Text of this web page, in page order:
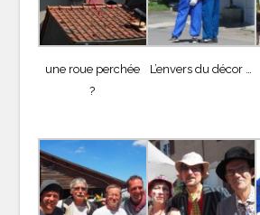
une roue perchée
?
L’envers du décor …